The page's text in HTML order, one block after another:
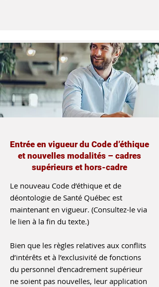
Entrée en vigueur du Code d’éthique
et nouvelles modalités – cadres
supérieurs et hors-cadre
Le nouveau Code d’éthique et de
déontologie de Santé Québec est
maintenant en vigueur. (Consultez-le via
le lien à la fin du texte.)
Bien que les règles relatives aux conflits
d’intérêts et à l’exclusivité de fonctions
du personnel d’encadrement supérieur
ne soient pas nouvelles, leur application